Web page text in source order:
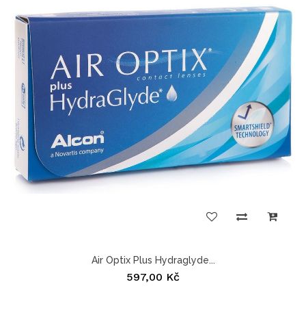
Air Optix Plus Hydraglyde...
597,00 Kč